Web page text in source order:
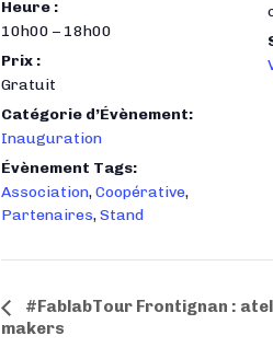
Heure :
10h00 – 18h00
Prix :
Gratuit
Catégorie d’Évènement:
Inauguration
Évènement Tags:
Association,Coopérative,
Partenaires,Stand
N
a
#FablabTour Frontignan :
makers